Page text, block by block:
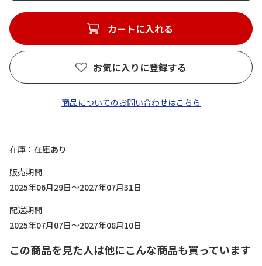
カートに入れる
お気に入りに登録する
商品についてのお問い合わせはこちら
在庫
在庫あり
販売期間
2025年06月29日～2027年07月31日
配送期間
2025年07月07日～2027年08月10日
この商品を見た人は他にこんな商品も買っています